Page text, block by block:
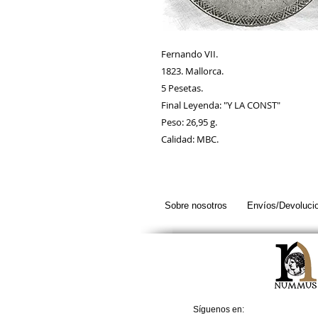
Fernando VII.
1823. Mallorca.
5 Pesetas.
Final Leyenda: "Y LA CONST"
Peso: 26,95 g.
Calidad: MBC.
Sobre nosotros Envíos/
Síguenos en: